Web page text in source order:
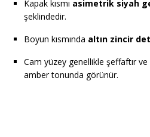
Kapak kısmı asimetrik siyah
şeklindedir.
Boyun kısmında altın zincir
Cam yüzey genellikle şeffaftır ve
amber tonunda görünür.